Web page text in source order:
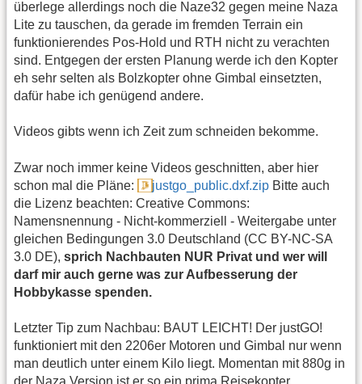
überlege allerdings noch die Naze32 gegen meine Naza
Lite zu tauschen, da gerade im fremden Terrain ein
funktionierendes Pos-Hold und RTH nicht zu verachten
sind. Entgegen der ersten Planung werde ich den Kopter
eh sehr selten als Bolzkopter ohne Gimbal einsetzten,
dafür habe ich genügend andere.
Videos gibts wenn ich Zeit zum schneiden bekomme.
Zwar noch immer keine Videos geschnitten, aber hier
schon mal die Pläne:
justgo_public.dxf.zip Bitte auch
die Lizenz beachten: Creative Commons:
Namensnennung - Nicht-kommerziell - Weitergabe unter
gleichen Bedingungen 3.0 Deutschland (CC BY-NC-SA
3.0 DE), sprich Nachbauten NUR Privat und wer will
darf mir auch gerne was zur Aufbesserung der
Hobbykasse spenden.
Letzter Tip zum Nachbau: BAUT LEICHT! Der justGO!
funktioniert mit den 2206er Motoren und Gimbal nur wenn
man deutlich unter einem Kilo liegt. Momentan mit 880g in
der Naza Version ist er so ein prima Reisekopter.